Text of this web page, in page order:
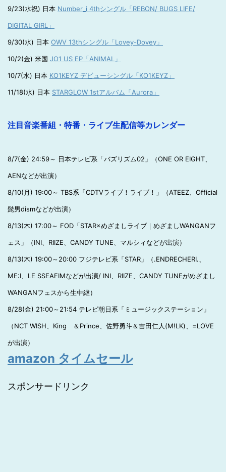
9/23(水祝) 日本 Number_i 4thシングル「REBON/ BUGS LIFE/
DIGITAL GIRL」
9/30(水) 日本 OWV 13thシングル「Lovey-Dovey」
10/2(金) 米国 JO1 US EP「ANIMAL」
10/7(水) 日本 KO1KEYZ デビューシングル「KO1KEYZ」
11/18(水) 日本 STARGLOW 1stアルバム「Aurora」
注目音楽番組・特番・ライブ生配信等カレンダー
8/7(金) 24:59～ 日本テレビ系「バズリズム02」（ONE OR EIGHT、
AENなどが出演）
8/10(月) 19:00～ TBS系「CDTVライブ！ライブ！」（ATEEZ、Official
髭男dismなどが出演）
8/13(木) 17:00～ FOD「STAR×めざましライブ｜めざましWANGANフ
ェス」（INI、RIIZE、CANDY TUNE、マルシィなどが出演）
8/13(木) 19:00～20:00 フジテレビ系「STAR」（.ENDRECHERI.、
ME:I、LE SSEAFIMなどが出演/ INI、RIIZE、CANDY TUNEがめざまし
WANGANフェスから生中継）
8/28(金) 21:00～21:54 テレビ朝日系「ミュージックステーション」
（NCT WISH、King ＆Prince、佐野勇斗＆吉田仁人(M!LK)、=LOVE
が出演）
amazon タイムセール
スポンサードリンク